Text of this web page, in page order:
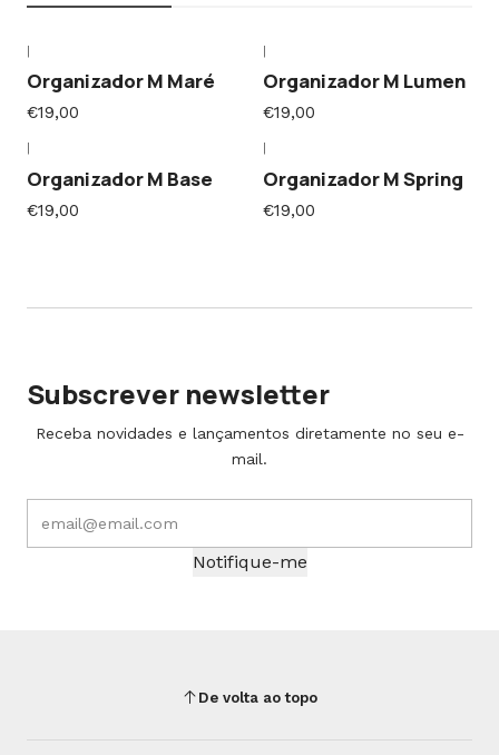
Organizador M Maré
€19,00
Organizador M Lumen
€19,00
Organizador M Base
€19,00
Organizador M Spring
€19,00
Subscrever newsletter
Receba novidades e lançamentos diretamente no seu e-
mail.
Notifique-me
De volta ao topo